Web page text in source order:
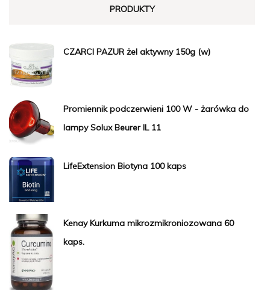
PRODUKTY
CZARCI PAZUR żel aktywny 150g (w)
Promiennik podczerwieni 100 W - żarówka do
lampy Solux Beurer IL 11
LifeExtension Biotyna 100 kaps
Kenay Kurkuma mikrozmikroniozowana 60
kaps.